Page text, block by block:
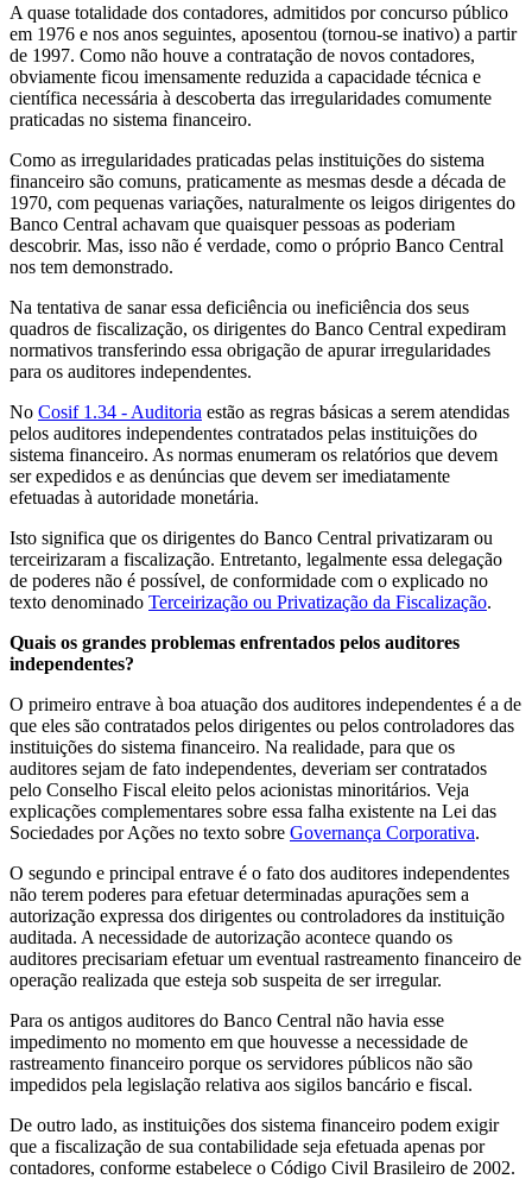
A quase totalidade dos contadores, admitidos por concurso público
em 1976 e nos anos seguintes, aposentou (tornou-se inativo) a partir
de 1997. Como não houve a contratação de novos contadores,
obviamente ficou imensamente reduzida a capacidade técnica e
científica necessária à descoberta das irregularidades comumente
praticadas no sistema financeiro.
Como as irregularidades praticadas pelas instituições do sistema
financeiro são comuns, praticamente as mesmas desde a década de
1970, com pequenas variações, naturalmente os leigos dirigentes do
Banco Central achavam que quaisquer pessoas as poderiam
descobrir. Mas, isso não é verdade, como o próprio Banco Central
nos tem demonstrado.
Na tentativa de sanar essa deficiência ou ineficiência dos seus
quadros de fiscalização, os dirigentes do Banco Central expediram
normativos transferindo essa obrigação de apurar irregularidades
para os auditores independentes.
No Cosif 1.34 - Auditoria estão as regras básicas a serem atendidas
pelos auditores independentes contratados pelas instituições do
sistema financeiro. As normas enumeram os relatórios que devem
ser expedidos e as denúncias que devem ser imediatamente
efetuadas à autoridade monetária.
Isto significa que os dirigentes do Banco Central privatizaram ou
terceirizaram a fiscalização. Entretanto, legalmente essa delegação
de poderes não é possível, de conformidade com o explicado no
texto denominado Terceirização ou Privatização da Fiscalização.
Quais os grandes problemas enfrentados pelos auditores
independentes?
O primeiro entrave à boa atuação dos auditores independentes é a de
que eles são contratados pelos dirigentes ou pelos controladores das
instituições do sistema financeiro. Na realidade, para que os
auditores sejam de fato independentes, deveriam ser contratados
pelo Conselho Fiscal eleito pelos acionistas minoritários. Veja
explicações complementares sobre essa falha existente na Lei das
Sociedades por Ações no texto sobre Governança Corporativa.
O segundo e principal entrave é o fato dos auditores independentes
não terem poderes para efetuar determinadas apurações sem a
autorização expressa dos dirigentes ou controladores da instituição
auditada. A necessidade de autorização acontece quando os
auditores precisariam efetuar um eventual rastreamento financeiro de
operação realizada que esteja sob suspeita de ser irregular.
Para os antigos auditores do Banco Central não havia esse
impedimento no momento em que houvesse a necessidade de
rastreamento financeiro porque os servidores públicos não são
impedidos pela legislação relativa aos sigilos bancário e fiscal.
De outro lado, as instituições dos sistema financeiro podem exigir
que a fiscalização de sua contabilidade seja efetuada apenas por
contadores, conforme estabelece o Código Civil Brasileiro de 2002.